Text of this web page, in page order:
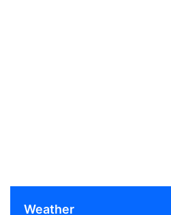
Weather